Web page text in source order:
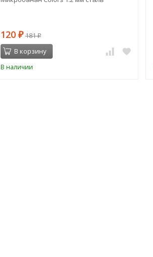
120 ₽ 181₽
В корзину
В наличии